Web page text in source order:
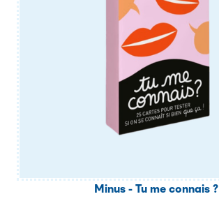
Minus - Tu me connais ?